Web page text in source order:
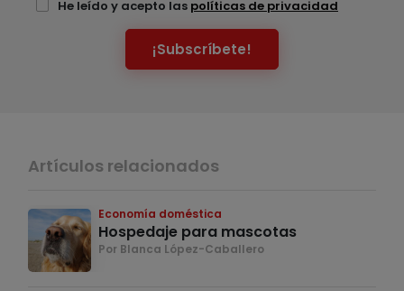
He leído y acepto las políticas de privacidad
¡Subscríbete!
Artículos relacionados
Economía doméstica
Hospedaje para mascotas
Por Blanca López-Caballero